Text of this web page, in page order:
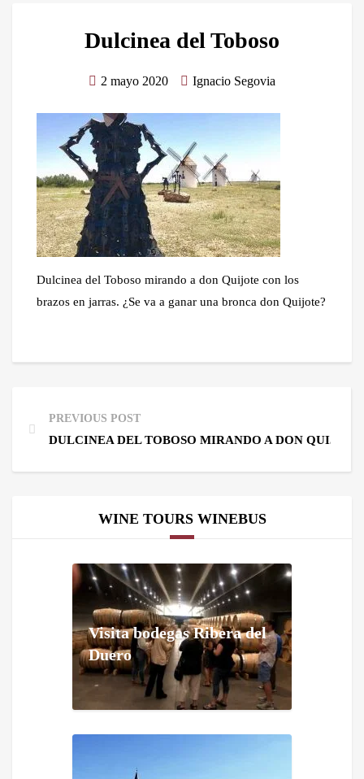
Dulcinea del Toboso
2 mayo 2020 Ignacio Segovia
Dulcinea del Toboso mirando a don Quijote con los
brazos en jarras. ¿Se va a ganar una bronca don Quijote?
PREVIOUS POST
DULCINEA DEL TOBOSO MIRANDO A DON
WINE TOURS WINEBUS
Visita bodegas Ribera del
Duero